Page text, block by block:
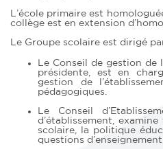
L’école primaire est
collège est en extension
Le Groupe scolaire est dirigé
Le Conseil de gestion de
présidente, est en
gestion de
pédagogiques.
Le Conseil
d’établissement,
scolaire, la politique
questions d’enseignement.